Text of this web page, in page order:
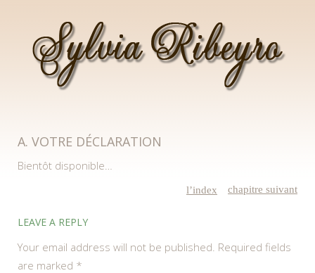
A. VOTRE DÉCLARATION
Bientôt disponible…
l’index chapitre suivant
LEAVE A REPLY
Your email address will not be published. Required fields
are marked *